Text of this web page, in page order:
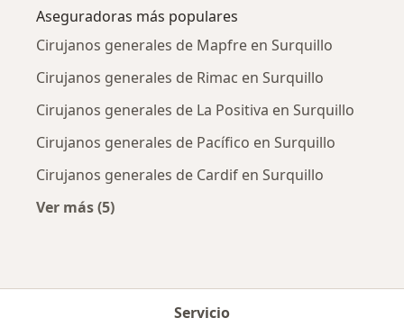
Aseguradoras más populares
Cirujanos generales de Mapfre en Surquillo
Cirujanos generales de Rimac en Surquillo
Cirujanos generales de La Positiva en Surquillo
Cirujanos generales de Pacífico en Surquillo
Cirujanos generales de Cardif en Surquillo
Ver más (5)
Servicio